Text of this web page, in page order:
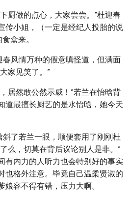
厨做的点心，大家尝尝。”杜迎春
传小姐，（一定是经纪人投胎的说
盒来。
春风情万种的假意嗔怪道，但满面
家见笑了。”
居然敢公然示威！”若兰在怡晗背
道最擅长厨艺的是水怡晗，她今天
斜了若兰一眼，顺便套用了刚刚杜
么，切莫在背后议论别人是非。”
有内力的人听力也会特别好的事实
也格外注意。毕竟自己温柔贤淑的
容不得有错，压力大啊。